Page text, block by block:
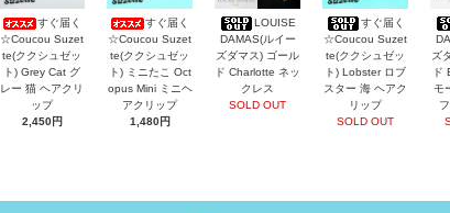
すぐ届く
☆Coucou Suzet
te(ククシュゼッ
ト) Grey Cat グ
レー 猫 ヘアクリ
ップ
2,450円
すぐ届く
☆Coucou Suzet
te(ククシュゼッ
ト) ミニたこ Oct
opus Mini ミニヘ
アクリップ
1,480円
LOUISE
DAMAS(ルイー
ズダマス) ゴール
ド Charlotte ネッ
クレス
SOLD OUT
すぐ届く
☆Coucou Suzet
te(ククシュゼッ
ト) Lobster ロブ
スター 海 ヘアク
リップ
SOLD OUT
ズ
ド
モ